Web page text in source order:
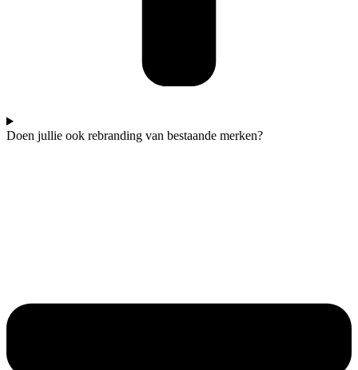
Doen jullie ook rebranding van bestaande merken?